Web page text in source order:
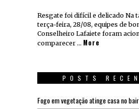
Resgate foi difícil e delicado Na
terça-feira, 28/08, equipes de
Conselheiro Lafaiete foram
comparecer … More
POSTS
Fogo em vegetação atinge casa no